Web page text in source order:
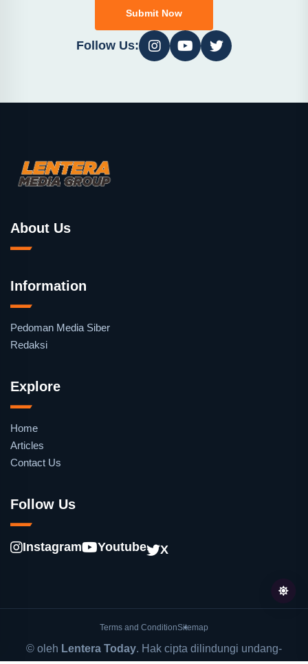
Submit Now
Follow Us:
About Us
Information
Pedoman Media Siber
Redaksi
Explore
Home
Articles
Contact Us
Follow Us
Instagram Youtube X
Terms and ConditionSitemap
© oleh Lentera Today. Hak cipta dilindungi undang-